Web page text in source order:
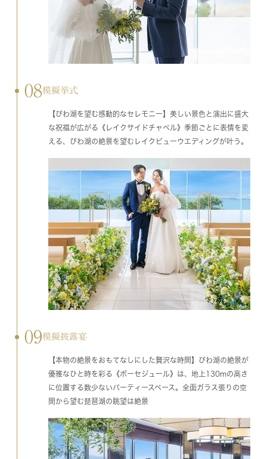
08模擬挙式
【びわ湖を望む感動的なセレモニー】美しい景色と演出に盛大
な祝福が広がる《レイクサイドチャペル》季節ごとに表情を変
える、びわ湖の絶景を望むレイクビューウエディングが叶う。
09模擬披露宴
【本物の絶景をおもてなしにした贅沢な時間】びわ湖の絶景が
優雅なひと時を彩る《ボーセジュール》は、地上130mの高さ
に位置する数少ないパーティースペース。全面ガラス張りの空
間から望む琵琶湖の眺望は絶景